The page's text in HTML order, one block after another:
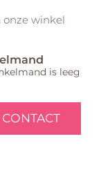
onze winkel
is leeg
CONTACT